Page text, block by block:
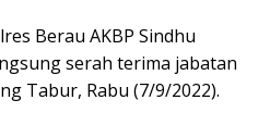
Berau AKBP Sindhu
serah terima jabatan
Tabur, Rabu (7/9/2022).